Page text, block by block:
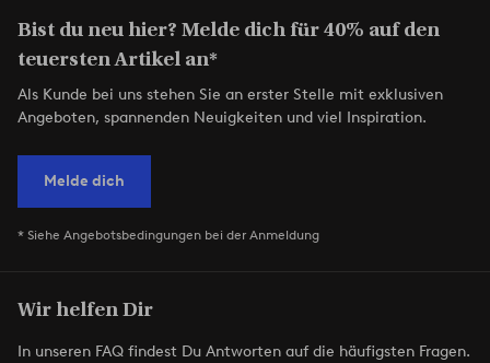
Bist du neu hier? Melde dich für 40% auf den
teuersten Artikel an*
Als Kunde bei uns stehen Sie an erster Stelle mit exklusiven
Angeboten, spannenden Neuigkeiten und viel Inspiration.
Melde dich
* Siehe Angebotsbedingungen bei der Anmeldung
Wir helfen Dir
In unseren FAQ findest Du Antworten auf die häufigsten Fragen.